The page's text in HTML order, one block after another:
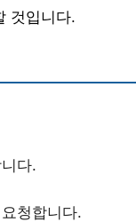
것입니다.
다.
청합니다.